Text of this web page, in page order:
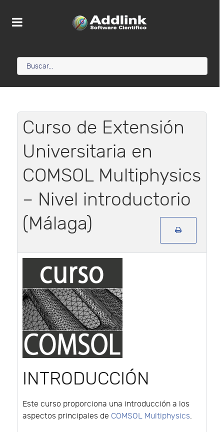
Curso de Extensión
Universitaria en
COMSOL Multiphysics
– Nivel introductorio
(Málaga)
INTRODUCCIÓN
Este curso proporciona una introducción a los
aspectos principales de COMSOL Multiphysics.